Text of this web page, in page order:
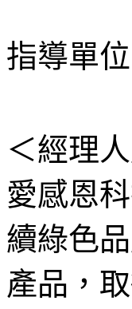
指導單
＜經理
愛感恩
續綠色
產品，